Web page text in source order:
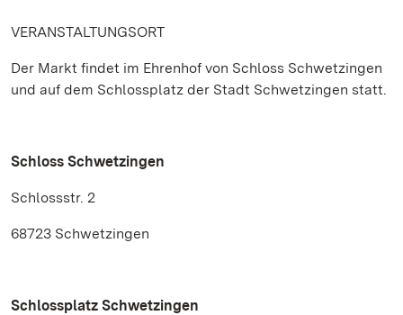
VERANSTALTUNGSORT
Der Markt findet im Ehrenhof von Schloss Schwetzingen
und auf dem Schlossplatz der Stadt Schwetzingen statt.
Schloss Schwetzingen
Schlossstr. 2
68723 Schwetzingen
Schlossplatz Schwetzingen